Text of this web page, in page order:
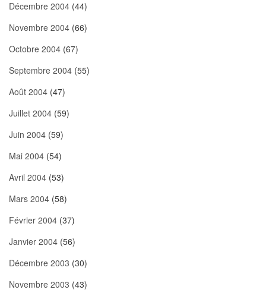
Décembre 2004 (44)
Novembre 2004 (66)
Octobre 2004 (67)
Septembre 2004 (55)
Août 2004 (47)
Juillet 2004 (59)
Juin 2004 (59)
Mai 2004 (54)
Avril 2004 (53)
Mars 2004 (58)
Février 2004 (37)
Janvier 2004 (56)
Décembre 2003 (30)
Novembre 2003 (43)